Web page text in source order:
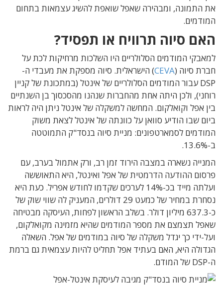
את התמונה, ומבהירה שאפל שואפת להשיג עצמאות בתחום
המודמים.
האם סיוה תרוויח או תפסיד?
למאבקי המודמים הסלולריים היו השלכות מרחיקות לכת על
חברת סיוה (CEVA) הישראלית. סיוה מספקת את מעבדי ה-
DSP עבור המודמים הסלולריים של אינטל (במתכונת של קניין
רוחני), ולכן היתה אחת מהחברות שנהנו מהסכסוך בן השנתיים
בין אפל וקואלקום. המחשה למשקלה של אינטל ניתן היה לראות
ביום שבו הודיע סוואן על כוונתה של אינטל לצאת משוק
המודמים לסמארטפונים: מניית סיוה בנסד"ק התמוטטה
ב-13.6%.
המנייה נשארה במצבה הירוד זמן רב, ורק אתמול בערב, עם
פרסום ההודעה הדרמטית של אפל ואינטל, היא התאוששה
ועלתה מייד בכ-14% לערכים שקדמו לחודש אפריל. כעת היא
נסחרת במחיר של כמעט 29 דולרים, המעניק לה שווי שוק של
כ-637.3 מיליון דולר. בשלב הראשון לפחות, העיסקה מבטיחה
שאפל תצמצם את מספר המודמים שהיא מזמינה מקואלקום,
ועל-ידי כך יגדל משקלה של סיוה במודמים של אפל. השאלה
הגדולה היא, האם בעתיד אפל תחליט להיות עצמאית גם ברמת
ה-DSP של המודם.